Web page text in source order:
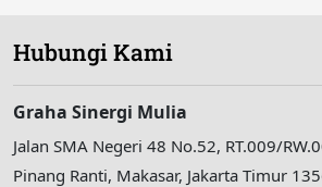
Hubungi Kami
Graha Sinergi Mulia
Jalan SMA Negeri 48 No.52, RT.009/
Pinang Ranti, Makasar, Jakarta Timur